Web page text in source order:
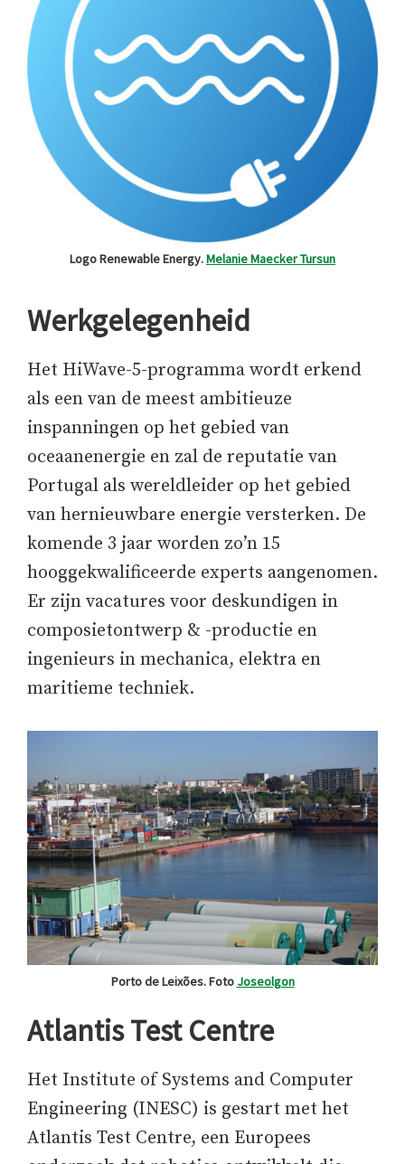
Logo Renewable Energy.Melanie Maecker Tursun
Werkgelegenheid
Het HiWave-5-programma wordt erkend
als een van de meest ambitieuze
inspanningen op het gebied van
oceaanenergie en zal de reputatie van
Portugal als wereldleider op het gebied
van hernieuwbare energie versterken. De
komende 3 jaar worden zo’n 15
hooggekwalificeerde experts aangenomen.
Er zijn vacatures voor deskundigen in
composietontwerp & -productie en
ingenieurs in mechanica, elektra en
maritieme techniek.
Porto de Leixões. Foto Joseolgon
Atlantis Test Centre
Het Institute of Systems and Computer
Engineering (INESC) is gestart met het
Atlantis Test Centre, een Europees